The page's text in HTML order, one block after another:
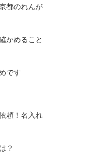
都のれんが
かめること
です
頼！名入れ
？